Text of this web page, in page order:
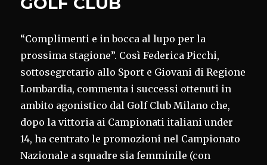
“Complimenti e in bocca al lupo per la
prossima stagione”. Così Federica Picchi,
sottosegretario allo Sport e Giovani di Regione
Lombardia, commenta i successi ottenuti in
ambito agonistico dal Golf Club Milano che,
dopo la vittoria ai Campionati italiani under
14, ha centrato le promozioni nel Campionato
Nazionale a squadre sia femminile (con